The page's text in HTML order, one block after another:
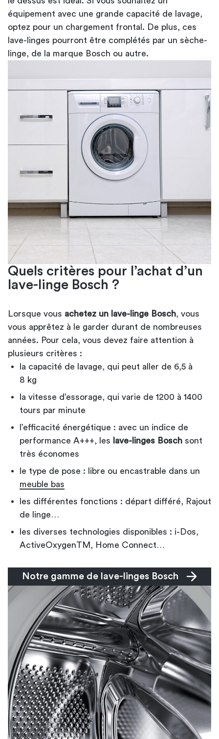
équipement avec une grande capacité de lavage,
optez pour un chargement frontal. De plus, ces
lave-linges pourront être complétés par un sèche-
linge , de la marque Bosch ou autre.
Quels critères pour l’achat d’un
lave-linge Bosch ?
Lorsque vous achetez un lave-linge Bosch , vous
vous apprêtez à le garder durant de nombreuses
années. Pour cela, vous devez faire attention à
plusieurs critères :
la capacité de lavage, qui peut aller de 6,5 à
8 kg
la vitesse d’essorage, qui varie de 1200 à 1400
tours par minute
l’efficacité énergétique : avec un indice de
performance A+++, les
lave-linges Bosch sont
très économes
le type de pose : libre ou encastrable dans un
meuble bas
les différentes fonctions : départ différé, Rajout
de linge…
les diverses technologies disponibles : i-Dos,
ActiveOxygenTM, Home Connect…
Notre gamme de lave-linges Bosch